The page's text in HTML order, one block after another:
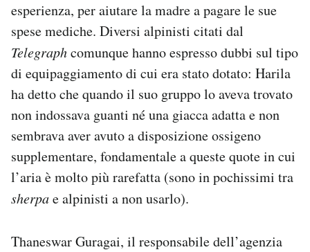
esperienza, per aiutare la madre a pagare le sue
spese mediche. Diversi alpinisti citati dal
Telegraphcomunque hanno espresso dubbi sul tipo
di equipaggiamento di cui era stato dotato: Harila
ha detto che quando il suo gruppo lo aveva trovato
non indossava guanti né una giacca adatta e non
sembrava aver avuto a disposizione ossigeno
supplementare, fondamentale a queste quote in cui
l’aria è molto più rarefatta (sono in pochissimi tra
sherpae alpinisti a non usarlo).
Thaneswar Guragai, il responsabile dell’agenzia